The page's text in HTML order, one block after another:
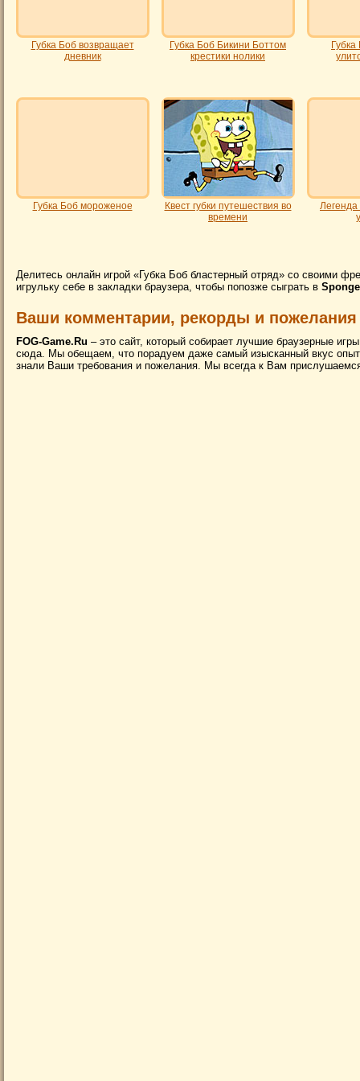
Губка Боб возвращает
дневник
Губка Боб Бикини Боттом
крестики нолики
Губка Боб мороженое
Квест губки путешествия во
времени
Легенда
Делитесь онлайн игрой «Губка Боб бластерный отряд» со своими
игрульку себе в закладки браузера, чтобы попозже сыграть в
Ваши комментарии, рекорды и пожелания
FOG-Game.Ru – это сайт, который собирает лучшие браузерные
сюда. Мы обещаем, что порадуем даже самый изысканный вкус
знали Ваши требования и пожелания. Мы всегда к Вам